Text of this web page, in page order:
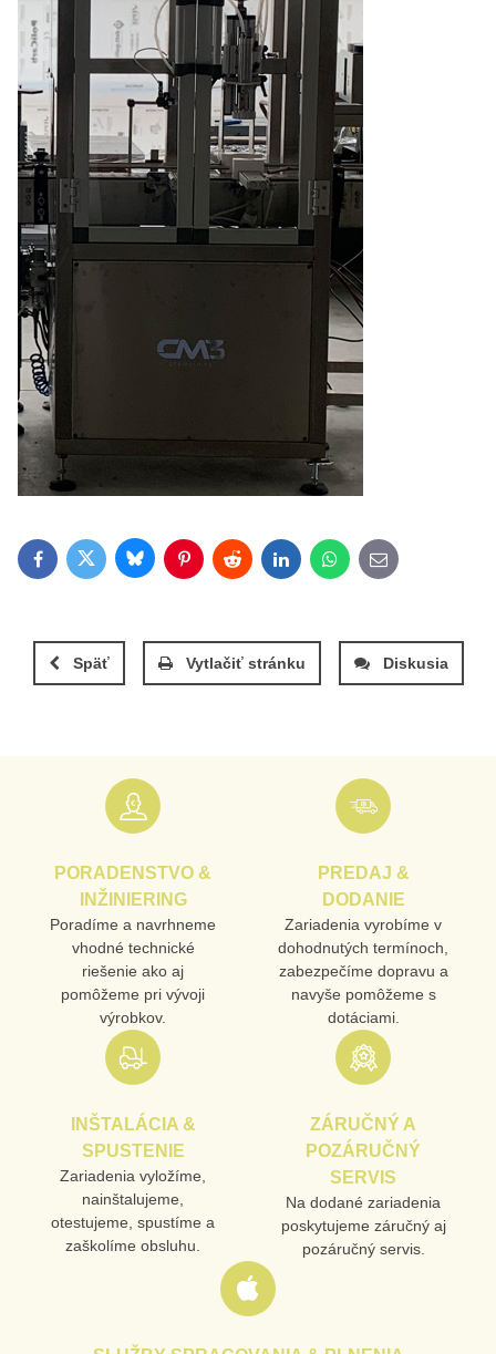
FacebookTwitterBlueskyPinterestRedditLinkedInWhatsApp
E-mail
Späť Vytlačiť stránku Diskusia
PORADENSTVO &
INŽINIERING
Poradíme a navrhneme
vhodné technické
riešenie ako aj
pomôžeme pri vývoji
výrobkov.
PREDAJ &
DODANIE
Zariadenia vyrobíme v
dohodnutých termínoch,
zabezpečíme dopravu a
navyše pomôžeme s
dotáciami.
INŠTALÁCIA &
SPUSTENIE
Zariadenia vyložíme,
nainštalujeme,
otestujeme, spustíme a
zaškolíme obsluhu.
ZÁRUČNÝ A
POZÁRUČNÝ
SERVIS
Na dodané zariadenia
poskytujeme záručný aj
pozáručný servis.